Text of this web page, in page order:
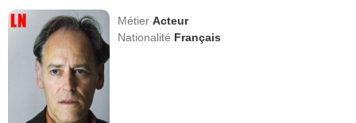
MétierActeur
Nationalité Français